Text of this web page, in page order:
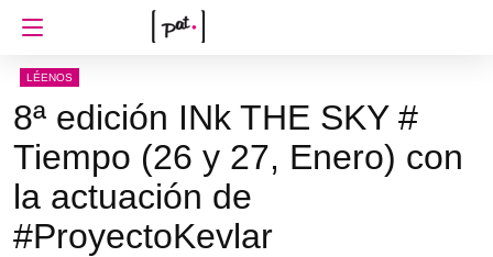
LÉENOS
8ª edición INk THE SKY #
Tiempo (26 y 27, Enero) con
la actuación de
#ProyectoKevlar